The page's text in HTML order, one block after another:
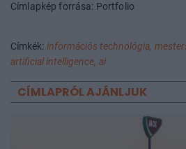
Címlapkép forrása: Portfolio
Címkék: információs technológia,
artificial intelligence, ai
CÍMLAPRÓL AJÁNLJUK